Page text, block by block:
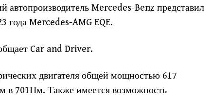
Mercedes-Benz представил
года Mercedes-AMG EQE.
Car and Driver.
двигателя общей мощностью 617
701Нм. Также имеется возможность